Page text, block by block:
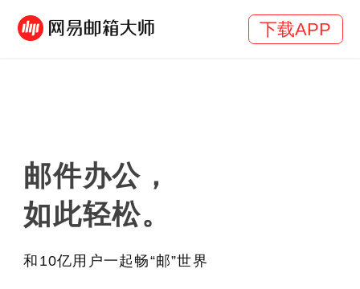
下载APP
邮件办公，
如此轻松。
和10亿用户一起畅“邮”世界